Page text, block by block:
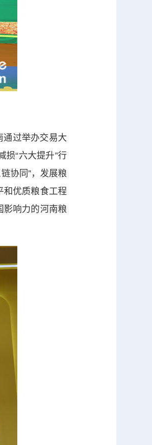
过举办交易大
“六大提升”行
协同”，发展粮
和优质粮食工程
影响力的河南粮